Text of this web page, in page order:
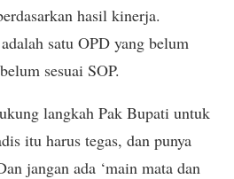
hasil kinerja.
satu OPD yang belum
sesuai SOP.
langkah Pak Bupati untuk
itu harus tegas, dan punya
jangan ada ‘main mata dan